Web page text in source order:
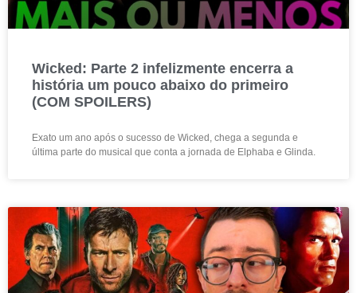
Wicked: Parte 2 infelizmente encerra a
história um pouco abaixo do primeiro
(COM SPOILERS)
Exato um ano após o sucesso de Wicked, chega a segunda e
última parte do musical que conta a jornada de Elphaba e Glinda.